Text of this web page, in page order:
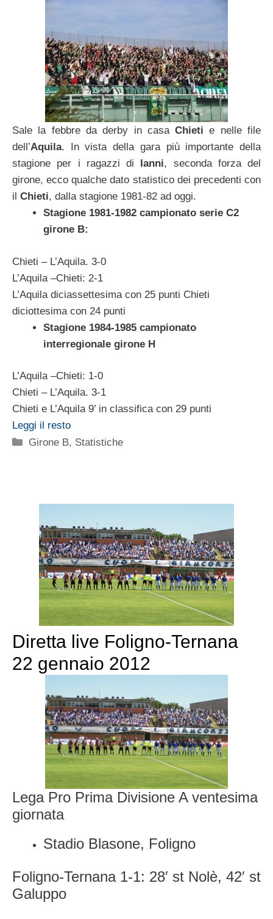
Sale la febbre da derby in casaChieti e nelle file
dell’Aquila. In vista della gara più importante della
stagione per i ragazzi di Ianni, seconda forza del
girone, ecco qualche dato statistico dei precedenti con
il Chieti, dalla stagione 1981-82 ad oggi.
Stagione 1981-1982 campionato serie C2
girone B:
Chieti – L’Aquila. 3-0
L’Aquila –Chieti: 2-1
L’Aquila diciassettesima con 25 punti Chieti
diciottesima con 24 punti
Stagione 1984-1985 campionato
interregionale girone H
L’Aquila –Chieti: 1-0
Chieti – L’Aquila. 3-1
Chieti e L’Aquila 9’ in classifica con 29 punti
Leggi il resto
Categorie
Girone B, Statistiche
Diretta live Foligno-Ternana
22 gennaio 2012
Lega Pro Prima Divisione A ventesima
giornata
Stadio Blasone, Foligno
Foligno-Ternana 1-1: 28′ st Nolè, 42′ st
Galuppo